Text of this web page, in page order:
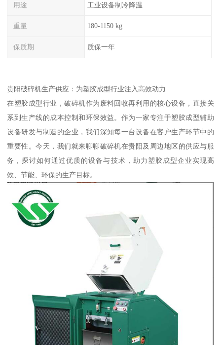
用途 工业设备制冷降温
重量 180-1150 kg
保质期 质保一年
贵阳破碎机生产供应：为塑胶成型行业注入高效动力
在塑胶成型行业，破碎机作为废料回收再利用的核心设备，直接关
系到生产线的成本控制和环保效益。作为一家专注于塑胶成型辅助
设备研发与制造的企业，我们深知每一台设备在客户生产环节中的
重要性。今天，我们就来聊聊破碎机在贵阳及周边地区的供应与服
务，探讨如何通过优质的设备与技术，助力塑胶成型企业实现高
效、节能、环保的生产目标。